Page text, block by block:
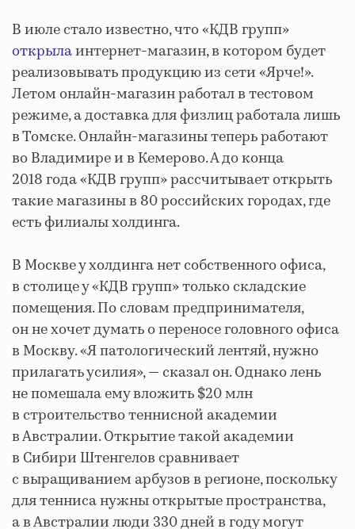
В июле стало известно, что «КДВ групп»
открылаинтернет-магазин, в котором будет
реализовывать продукцию из сети «Ярче!».
Летом онлайн-магазин работал в тестовом
режиме, а доставка для физлиц работала лишь
в Томске. Онлайн-магазины теперь работают
во Владимире и в Кемерово. А до конца
2018 года «КДВ групп» рассчитывает открыть
такие магазины в 80 российских городах, где
есть филиалы холдинга.
В Москве у холдинга нет собственного офиса,
в столице у «КДВ групп» только складские
помещения. По словам предпринимателя,
он не хочет думать о переносе головного офиса
в Москву. «Я патологический лентяй, нужно
прилагать усилия», — сказал он. Однако лень
не помешала ему вложить $20 млн
в строительство теннисной академии
в Австралии. Открытие такой академии
в Сибири Штенгелов сравнивает
с выращиванием арбузов в регионе, поскольку
для тенниса нужны открытые пространства,
а в Австралии люди 330 дней в году могут